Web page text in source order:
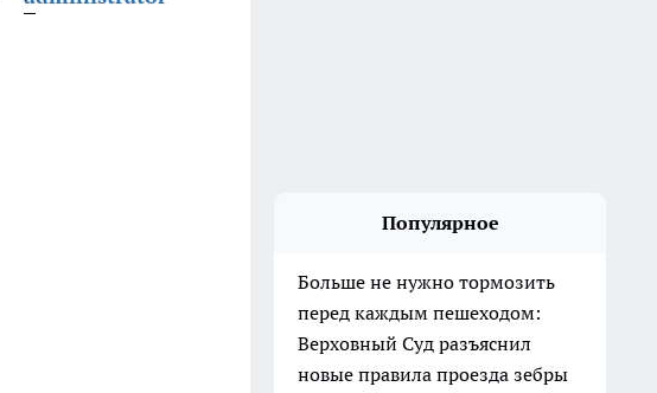
Популярное
Больше не нужно тормозить
перед каждым пешеходом:
Верховный Суд разъяснил
новые правила проезда зебры